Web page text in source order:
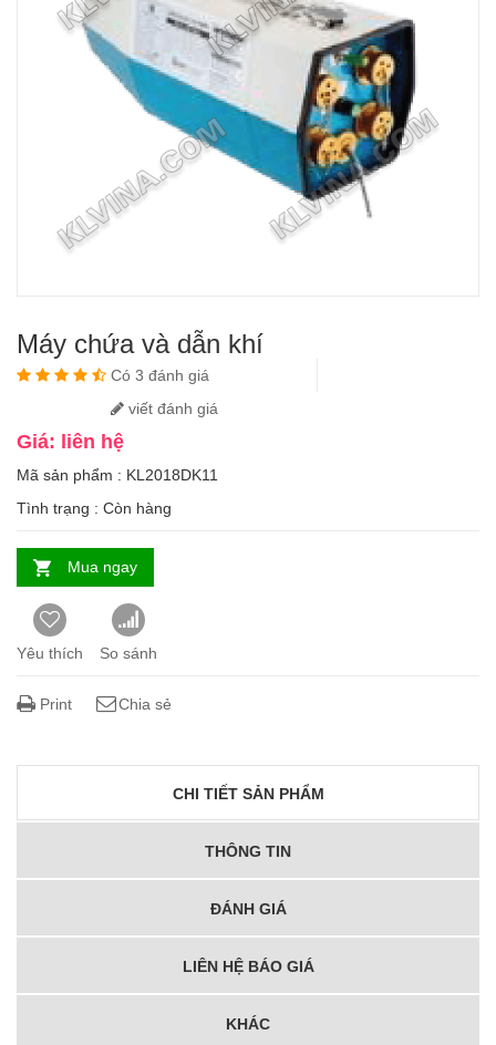
Máy chứa và dẫn khí
Có 3 đánh giá
viết đánh giá
Giá: liên hệ
Mã sản phẩm : KL2018DK11
Tình trạng : Còn hàng
Mua ngay
Yêu thích So sánh
Print Chia sẻ
CHI TIẾT SẢN PHẨM
THÔNG TIN
ĐÁNH GIÁ
LIÊN HỆ BÁO GIÁ
KHÁC